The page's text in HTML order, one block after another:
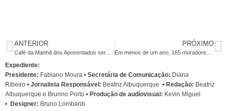
ANTERIOR PRÓXIMO
Em menos de um ano, 165 moradores de rua foram mortos em todo país
Expediente:
Presidente: Fabiano Moura • Secretária de Comunicação: Diana
Ribeiro • Jornalista Responsável: Beatriz Albuquerque • Redação: Beatriz
Albuquerque e Brunno Porto • Produção de audiovisual: Kevin Miguel
• Designer: Bruno Lombardi